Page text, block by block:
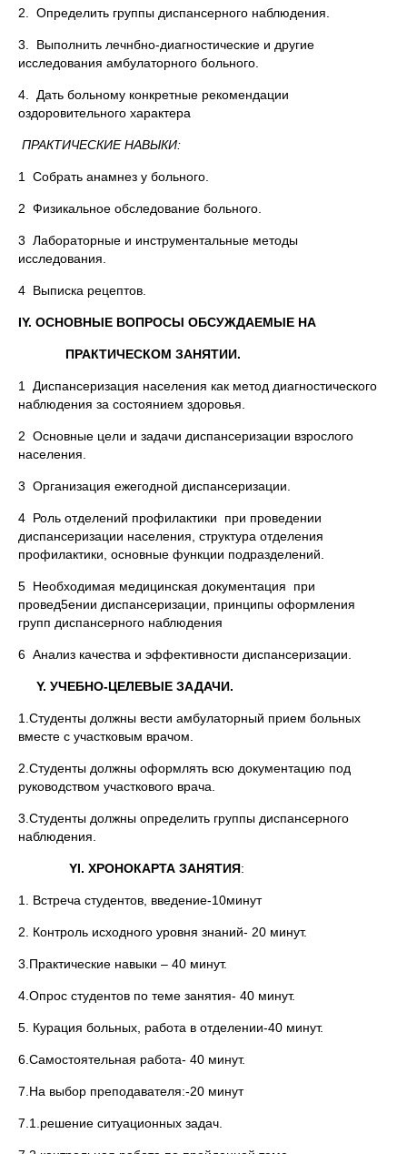
2. Определить группы диспансерного наблюдения.
3. Выполнить лечнбно-диагностические и другие
исследования амбулаторного больного.
4. Дать больному конкретные рекомендации
оздоровительного характера
ПРАКТИЧЕСКИЕ НАВЫКИ:
1 Собрать анамнез у больного.
2 Физикальное обследование больного.
3 Лабораторные и инструментальные методы
исследования.
4 Выписка рецептов.
IY. ОСНОВНЫЕ ВОПРОСЫ ОБСУЖДАЕМЫЕ НА
ПРАКТИЧЕСКОМ ЗАНЯТИИ.
1 Диспансеризация населения как метод диагностического
наблюдения за состоянием здоровья.
2 Основные цели и задачи диспансеризации взрослого
населения.
3 Организация ежегодной диспансеризации.
4 Роль отделений профилактики при проведении
диспансеризации населения, структура отделения
профилактики, основные функции подразделений.
5 Необходимая медицинская документация при
провед5ении диспансеризации, принципы оформления
групп диспансерного наблюдения
6 Анализ качества и эффективности диспансеризации.
Y. УЧЕБНО-ЦЕЛЕВЫЕ ЗАДАЧИ.
1.Студенты должны вести амбулаторный прием больных
вместе с участковым врачом.
2.Студенты должны оформлять всю документацию под
руководством участкового врача.
3.Студенты должны определить группы диспансерного
наблюдения.
YI. ХРОНОКАРТА ЗАНЯТИЯ:
1. Встреча студентов, введение-10минут
2. Контроль исходного уровня знаний- 20 минут.
3.Практические навыки – 40 минут.
4.Опрос студентов по теме занятия- 40 минут.
5. Курация больных, работа в отделении-40 минут.
6.Самостоятельная работа- 40 минут.
7.На выбор преподавателя:-20 минут
7.1.решение ситуационных задач.